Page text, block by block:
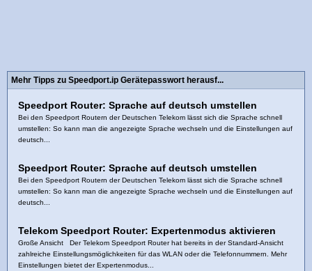
Mehr Tipps zu Speedport.ip Gerätepasswort herausf...
Speedport Router: Sprache auf deutsch umstellen
Bei den Speedport Routern der Deutschen Telekom lässt sich die Sprache schnell
umstellen: So kann man die angezeigte Sprache wechseln und die Einstellungen auf
deutsch...
Speedport Router: Sprache auf deutsch umstellen
Bei den Speedport Routern der Deutschen Telekom lässt sich die Sprache schnell
umstellen: So kann man die angezeigte Sprache wechseln und die Einstellungen auf
deutsch...
Telekom Speedport Router: Expertenmodus aktivieren
Große Ansicht Der Telekom Speedport Router hat bereits in der Standard-Ansicht
zahlreiche Einstellungsmöglichkeiten für das WLAN oder die Telefonnummern. Mehr
Einstellungen bietet der Expertenmodus...